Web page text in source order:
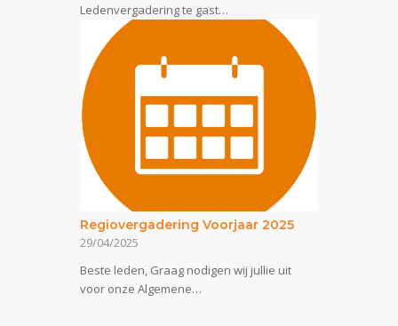
Ledenvergadering te gast…
Regiovergadering Voorjaar 2025
29/04/2025
Beste leden, Graag nodigen wij jullie uit
voor onze Algemene…